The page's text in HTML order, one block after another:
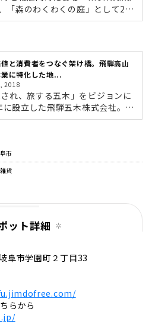
森のわくわくの庭」として201
ーアルオープンしました！各店
！」という想いから生まれた2
す。木のアスレチックで遊んだ
つろいだり、おいしいグルメを食
したり。雨の日でも一日中、親
ポットです。今回は、養老店・輪
と消費者をつなぐ架け橋。飛騨高山
に特化した地...
2018
され、旅する五木」をビジョンに
設立した飛騨五木株式会社。
れ、旅する五木」は地域で愛さ
本一の面積を誇る岐阜県高山市
93%が森林です。しかし、この
、飛騨五木を使用したオリジナ
資源の秘めた有用性に着目...
市
雑貨
ット詳細
阜市学園町２丁目33
らから